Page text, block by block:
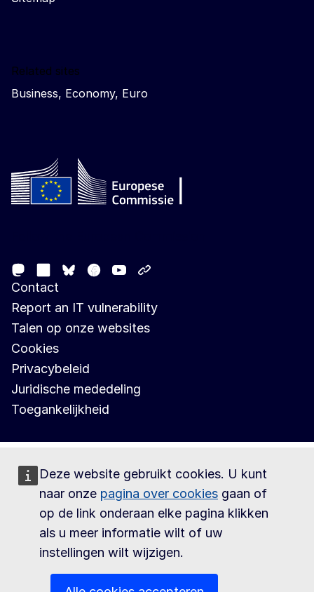
Deze website gebruikt cookies. U kunt
naar onze pagina over cookies gaan of
op de link onderaan elke pagina klikken
als u meer informatie wilt of uw
instellingen wilt wijzigen.
Related sites
Business, Economy, Euro
MastodonLinkedIn
Bluesky
Facebook
Youtube
Contact
Report an IT vulnerability
Talen op onze websites
Cookies
Privacybeleid
Juridische mededeling
Toegankelijkheid